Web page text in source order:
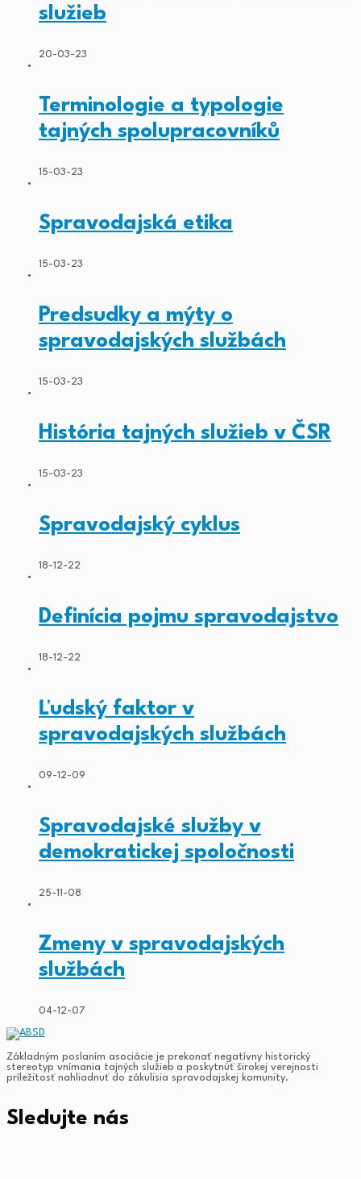
služieb
20-03-23
Terminologie a typologie
tajných spolupracovníků
15-03-23
Spravodajská etika
15-03-23
Predsudky a mýty o
spravodajských službách
15-03-23
História tajných služieb v ČSR
15-03-23
Spravodajský cyklus
18-12-22
Definícia pojmu spravodajstvo
18-12-22
Ľudský faktor v
spravodajských službách
09-12-09
Spravodajské služby v
demokratickej spoločnosti
25-11-08
Zmeny v spravodajských
službách
04-12-07
Základným poslaním asociácie je prekonať negatívny historický
stereotyp vnímania tajných služieb a poskytnúť širokej verejnosti
príležitosť nahliadnuť do zákulisia spravodajskej komunity.
Sledujte nás